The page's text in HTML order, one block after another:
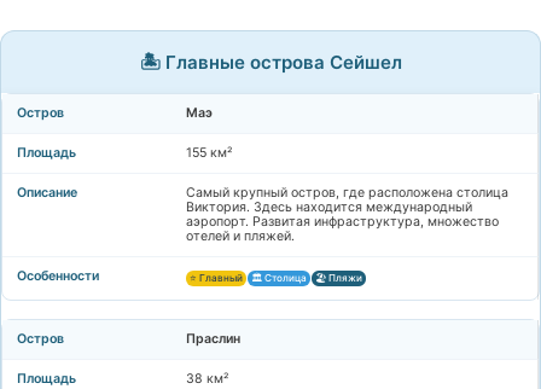
🏝️ Главные острова Сейшел
Маэ
155 км²
Самый крупный остров, где расположена столица
Виктория. Здесь находится международный
аэропорт. Развитая инфраструктура, множество
отелей и пляжей.
⭐ Главный 🏛️ Столица 🏖️ Пляжи
Праслин
38 км²